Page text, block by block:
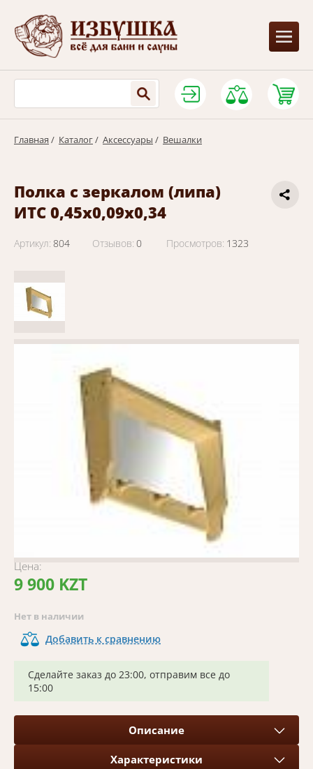
Главная / Каталог/ Аксессуары / Вешалки
Полка с зеркалом (липа)
ИТС 0,45х0,09х0,34
Артикул: 804 Отзывов: 0 Просмотров: 1323
Цена:
9 900 KZT
Нет в наличии
Добавить к сравнению
Сделайте заказ до 23:00, отправим все до
15:00
Описание
Характеристики